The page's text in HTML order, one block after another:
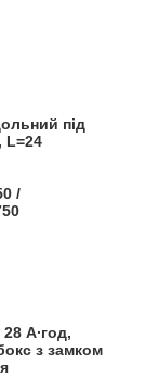
під
L=24
/
А∙год,
з замком